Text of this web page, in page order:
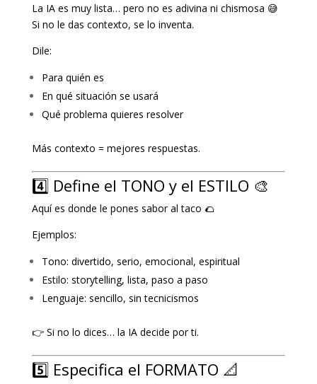
La IA es muy lista… pero no es adivina ni chismosa 😅
Si no le das contexto, se lo inventa.
Dile:
Para quién es
En qué situación se usará
Qué problema quieres resolver
Más contexto = mejores respuestas.
4️⃣ Define el TONO y el ESTILO 🎨
Aquí es donde le pones sabor al taco 🌮
Ejemplos:
Tono: divertido, serio, emocional, espiritual
Estilo: storytelling, lista, paso a paso
Lenguaje: sencillo, sin tecnicismos
👉 Si no lo dices… la IA decide por ti.
5️⃣ Especifica el FORMATO 📐